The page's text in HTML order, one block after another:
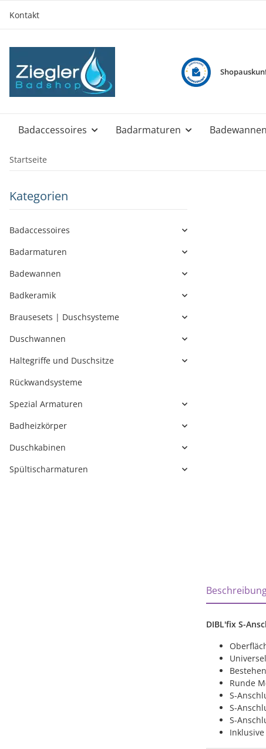
Kontakt
Badaccessoires Badarmaturen Badewannen
Startseite
weitere
DIBL'fix S-
Runde
S-
S-
S-
Kategorien
Badaccessoires
Badarmaturen
Badewannen
Badkeramik
Brausesets | Duschsysteme
Duschwannen
Haltegriffe und Duschsitze
Rückwandsysteme
Spezial Armaturen
Badheizkörper
Duschkabinen
Spültischarmaturen